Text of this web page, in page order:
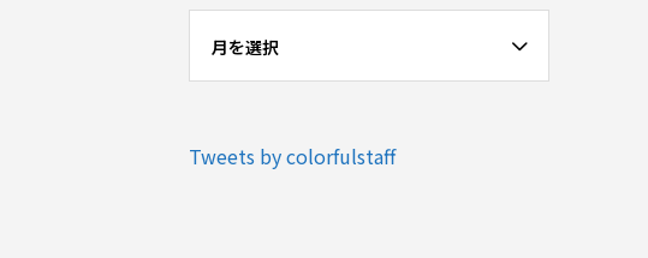
月を選択
Tweets by colorfulstaff